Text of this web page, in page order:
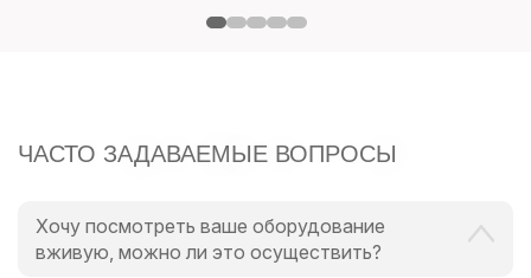
ЧАСТО ЗАДАВАЕМЫЕ ВОПРОСЫ
Хочу посмотреть ваше оборудование
вживую, можно ли это осуществить?